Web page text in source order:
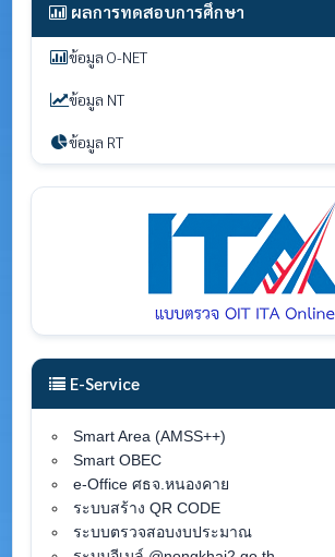
ผลการทดสอบการศึกษา
ข้อมูล O-NET
ข้อมูล NT
ข้อมูล RT
E-Service
Smart Area (AMSS++)
Smart OBEC
e-Office ศธจ.หนองคาย
ระบบสร้าง QR CODE
ระบบตรวจสอบงบประมาณ